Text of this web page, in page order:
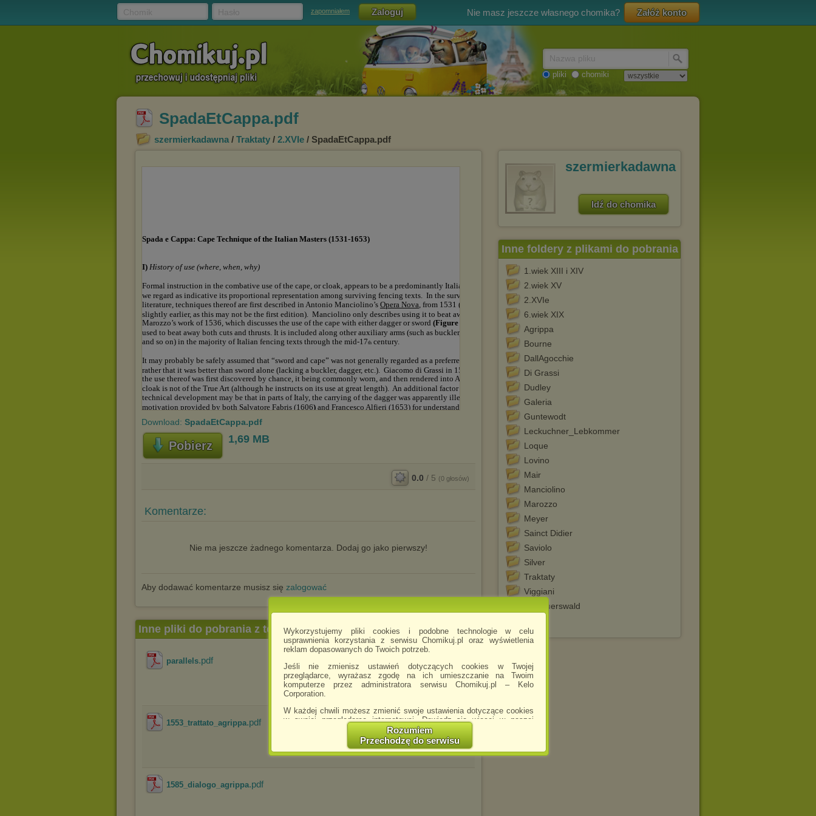
Wykorzystujemy pliki cookies i podobne technologie w celu
usprawnienia korzystania z serwisu Chomikuj.pl oraz wyświetlenia
reklam dopasowanych do Twoich potrzeb.
Jeśli nie zmienisz ustawień dotyczących cookies w Twojej
przeglądarce, wyrażasz zgodę na ich umieszczanie na Twoim
komputerze przez administratora serwisu Chomikuj.pl – Kelo
Corporation.
W każdej chwili możesz zmienić swoje ustawienia dotyczące cookies
w swojej przeglądarce internetowej. Dowiedz się więcej w naszej
http://chomikuj.pl/PolitykaPrywatnosci.aspx
Jednocześnie informujemy że zmiana ustawień przeglądarki może
spowodować ograniczenie korzystania ze strony Chomikuj.pl.
Rozumiem
Przechodzę do serwisu
zapomniałem Nie masz jeszcze własnego chomika? Załóż konto
pliki chomiki
SpadaEtCappa.pdf
szermierkadawna / Traktaty / 2.XVIe / SpadaEtCappa.pdf
Download: SpadaEtCappa.pdf
Pobierz 1,69 MB
0.0 / 5 (0 głosów)
Komentarze:
Nie ma jeszcze żadnego komentarza. Dodaj go jako pierwszy!
Aby dodawać komentarze musisz się zalogować
szermierkadawna
Idź do chomika
Inne foldery z plikami do pobrania
1.wiek XIII i XIV
2.wiek XV
2.XVIe
6.wiek XIX
Agrippa
Bourne
DallAgocchie
Di Grassi
Dudley
Galeria
Guntewodt
Leckuchner_Lebkommer
Loque
Lovino
Mair
Manciolino
Marozzo
Meyer
Sainct Didier
Saviolo
Silver
Traktaty
Viggiani
Von Auerswald
Inne pliki do pobrania z tego chomika
parallels.pdf
1553_trattato_agrippa.pdf
1585_dialogo_agrippa.pdf